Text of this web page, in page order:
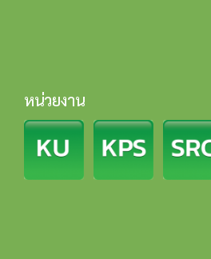
หน่วยงาน